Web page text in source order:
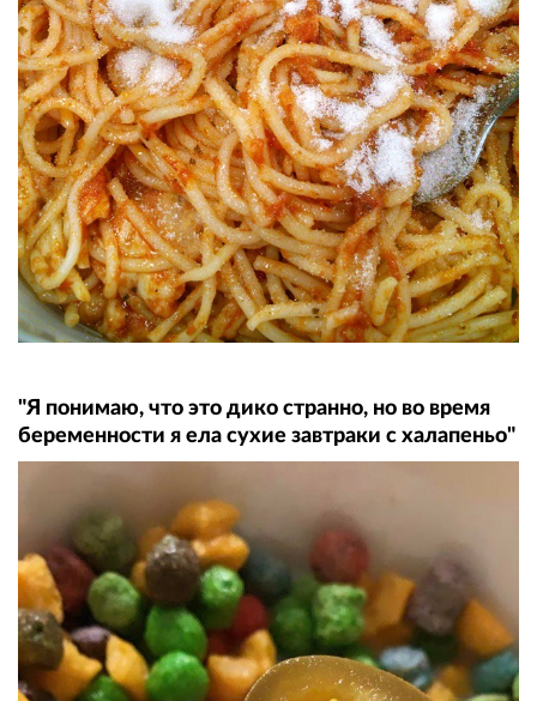
"Я понимаю, что это дико странно, но во время
беременности я ела сухие завтраки с халапеньо"